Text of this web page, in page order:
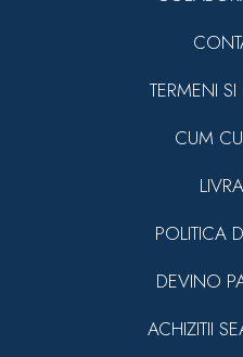
TERMENI
CUM
POLITICA
DEVINO
ACHIZITII